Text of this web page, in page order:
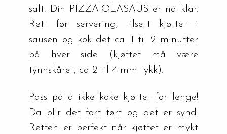
salt. Din PIZZAIOLASAUS er nå klar.
Rett før servering, tilsett kjøttet i
sausen og kok det ca. 1 til 2 minutter
på hver side (kjøttet må være
tynnskåret, ca 2 til 4 mm tykk).
Pass på å ikke koke kjøttet for lenge!
Da blir det fort tørt og det er synd.
Retten er perfekt når kjøttet er mykt